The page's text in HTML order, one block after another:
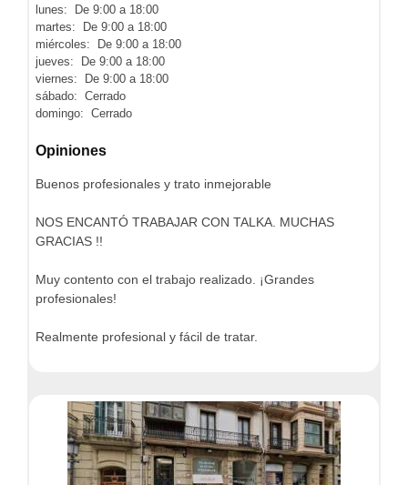
lunes: De 9:00 a 18:00
martes: De 9:00 a 18:00
miércoles: De 9:00 a 18:00
jueves: De 9:00 a 18:00
viernes: De 9:00 a 18:00
sábado: Cerrado
domingo: Cerrado
Opiniones
Buenos profesionales y trato inmejorable
NOS ENCANTÓ TRABAJAR CON TALKA. MUCHAS
GRACIAS !!
Muy contento con el trabajo realizado. ¡Grandes
profesionales!
Realmente profesional y fácil de tratar.